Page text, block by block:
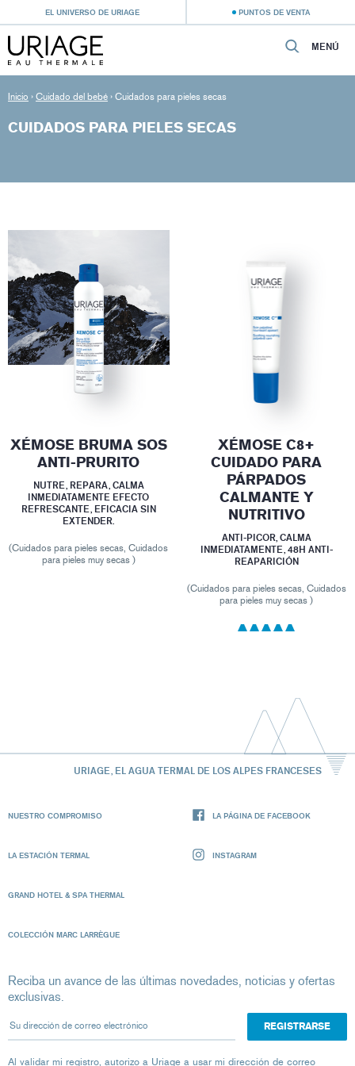
EL UNIVERSO DE URIAGE PUNTOS DE VENTA
MENÚ
Inicio › Cuidado del bebé › Cuidados para pieles secas
CUIDADOS PARA PIELES SECAS
XÉMOSE BRUMA SOS
ANTI-PRURITO
NUTRE, REPARA, CALMA
INMEDIATAMENTE EFECTO
REFRESCANTE, EFICACIA SIN
EXTENDER.
(Cuidados para pieles secas, Cuidados
para pieles muy secas )
XÉMOSE C8+
CUIDADO PARA
PÁRPADOS
CALMANTE Y
NUTRITIVO
ANTI-PICOR, CALMA
INMEDIATAMENTE, 48H ANTI-
REAPARICIÓN
(Cuidados para pieles secas, Cuidados
para pieles muy secas )
URIAGE, EL AGUA TERMAL DE LOS ALPES FRANCESES
NUESTRO COMPROMISO
LA ESTACIÓN TERMAL
GRAND HOTEL & SPA THERMAL
COLECCIÓN MARC LARRÈGUE
LA PÁGINA DE FACEBOOK
INSTAGRAM
Reciba un avance de las últimas novedades, noticias y ofertas
exclusivas.
Su dirección de correo electrónico
Al validar mi registro, autorizo ​​a Uriage a usar mi dirección de correo